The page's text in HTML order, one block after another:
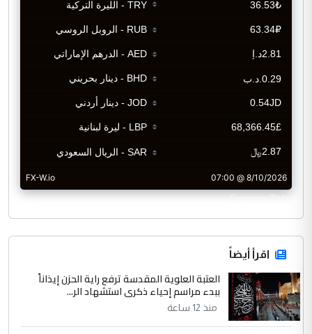
CurrencyRate
اقرأ أيضاً
العتبة العلوية المقدسة ترفع راية الحزن إيذاناً
ببدء مراسم إحياء ذكرى استشهاد الر...
منذ 12 ساعة